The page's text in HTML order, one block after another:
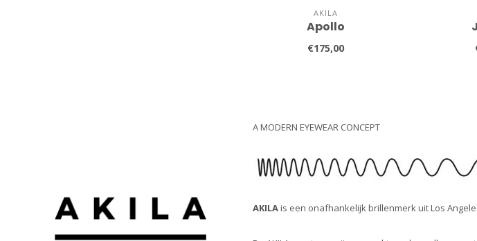
AKILA
Apollo
€175,00
A MODERN EYEWEAR CONCEPT
AKILAis een onafhankelijk brillenmerk uit Los